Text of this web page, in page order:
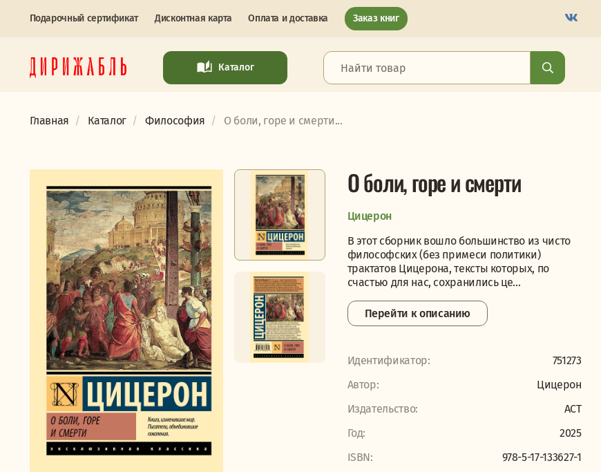
Подарочный сертификат Дисконтная карта Оплата и доставка Заказ книг
Каталог
Главная Каталог Философия О боли, горе и смерти...
О боли, горе и смерти
Цицерон
В этот сборник вошло большинство из чисто
философских (без примеси политики)
трактатов Цицерона, тексты которых, по
счастью для нас, сохранились це...
Перейти к описанию
Идентификатор:
751273
Автор:
Цицерон
Издательство:
АСТ
Год:
2025
ISBN:
978-5-17-133627-1